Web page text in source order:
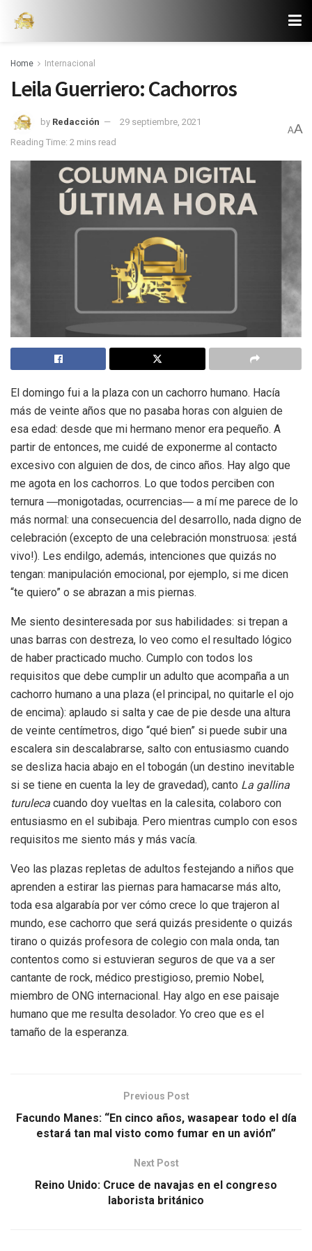
Home Internacional
Leila Guerriero: Cachorros
by Redacción
29 septiembre, 2021
Reading Time: 2 mins read
AA
El domingo fui a la plaza con un cachorro humano. Hacía
más de veinte años que no pasaba horas con alguien de
esa edad: desde que mi hermano menor era pequeño. A
partir de entonces, me cuidé de exponerme al contacto
excesivo con alguien de dos, de cinco años. Hay algo que
me agota en los cachorros. Lo que todos perciben con
ternura ―monigotadas, ocurrencias― a mí me parece de lo
más normal: una consecuencia del desarrollo, nada digno de
celebración (excepto de una celebración monstruosa: ¡está
vivo!). Les endilgo, además, intenciones que quizás no
tengan: manipulación emocional, por ejemplo, si me dicen
“te quiero” o se abrazan a mis piernas.
Me siento desinteresada por sus habilidades: si trepan a
unas barras con destreza, lo veo como el resultado lógico
de haber practicado mucho. Cumplo con todos los
requisitos que debe cumplir un adulto que acompaña a un
cachorro humano a una plaza (el principal, no quitarle el ojo
de encima): aplaudo si salta y cae de pie desde una altura
de veinte centímetros, digo “qué bien” si puede subir una
escalera sin descalabrarse, salto con entusiasmo cuando
se desliza hacia abajo en el tobogán (un destino inevitable
si se tiene en cuenta la ley de gravedad), canto La gallina
turuleca cuando doy vueltas en la calesita, colaboro con
entusiasmo en el subibaja. Pero mientras cumplo con esos
requisitos me siento más y más vacía.
Veo las plazas repletas de adultos festejando a niños que
aprenden a estirar las piernas para hamacarse más alto,
toda esa algarabía por ver cómo crece lo que trajeron al
mundo, ese cachorro que será quizás presidente o quizás
tirano o quizás profesora de colegio con mala onda, tan
contentos como si estuvieran seguros de que va a ser
cantante de rock, médico prestigioso, premio Nobel,
miembro de ONG internacional. Hay algo en ese paisaje
humano que me resulta desolador. Yo creo que es el
tamaño de la esperanza.
Previous Post
Facundo Manes: “En cinco años, wasapear todo el día
estará tan mal visto como fumar en un avión”
Next Post
Reino Unido: Cruce de navajas en el congreso
laborista británico